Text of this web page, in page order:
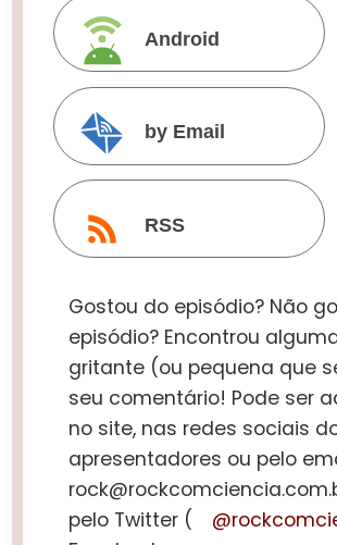
Android
by Email
RSS
Gostou do episódio? Não
episódio? Encontrou
gritante (ou pequena que
seu comentário! Pode ser
no site, nas redes sociais
apresentadores ou pelo
pelo Twitter (